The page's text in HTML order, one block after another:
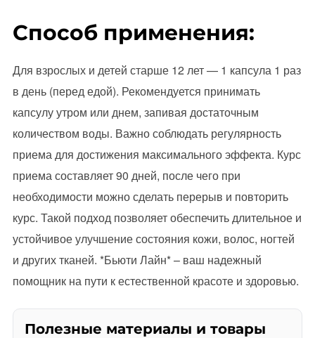
Способ применения:
Для взрослых и детей старше 12 лет — 1 капсула 1 раз
в день (перед едой). Рекомендуется принимать
капсулу утром или днем, запивая достаточным
количеством воды. Важно соблюдать регулярность
приема для достижения максимального эффекта. Курс
приема составляет 90 дней, после чего при
необходимости можно сделать перерыв и повторить
курс. Такой подход позволяет обеспечить длительное и
устойчивое улучшение состояния кожи, волос, ногтей
и других тканей. *Бьюти Лайн* – ваш надежный
помощник на пути к естественной красоте и здоровью.
Полезные материалы и товары